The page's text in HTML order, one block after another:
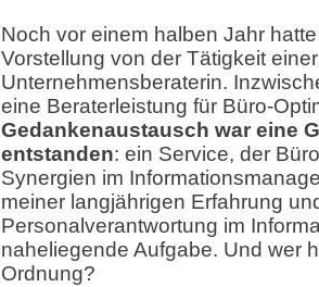
Noch vor einem halben Jahr
Vorstellung von der Tätigkeit einer
Unternehmensberaterin.
eine Beraterleistung für Büro-
Gedankenaustausch war eine
entstanden: ein Service, der
Synergien im
meiner langjährigen Erfahrung
Personalverantwortung im
naheliegende Aufgabe. Und wer
Ordnung?